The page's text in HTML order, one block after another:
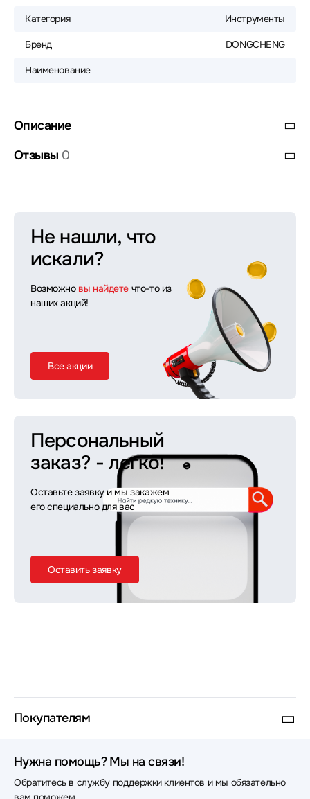
Категория Инструменты
Бренд DONGCHENG
Наименование
Описание
Отзывы 0
Не нашли, что
искали?
Возможно вы найдете что-то из
наших акций!
Все акции
Персональный
заказ? - легко!
Оставьте заявку и мы закажем
его специально для вас
Оставить заявку
Покупателям
Нужна помощь? Мы на связи!
Обратитесь в службу поддержки клиентов и мы обязательно